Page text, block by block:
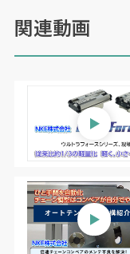
関連動画